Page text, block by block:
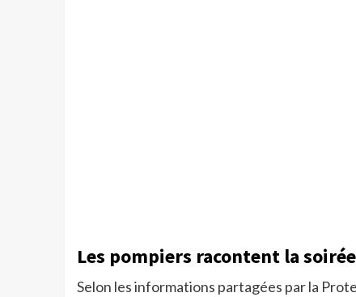
Les pompiers racontent la
Selon les informations partagées par la